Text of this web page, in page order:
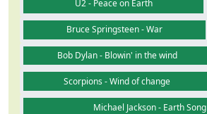
U2 - Peace on Earth
Bruce Springsteen - War
Bob Dylan - Blowin' in the wind
Scorpions - Wind of change
Michael Jackson - Earth Song